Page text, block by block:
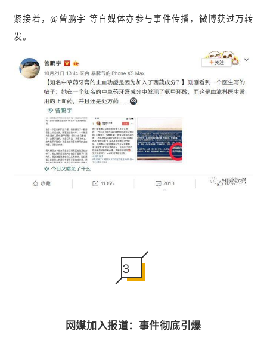
紧接着，@曾鹏宇 等自媒体亦参与事件传播，微博获过万转
发。
3
网媒加入报道：事件彻底引爆